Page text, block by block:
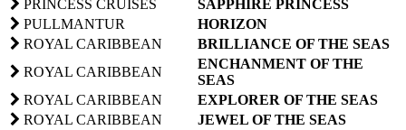
PRINCESS CRUISES
SAPPHIRE PRINCESS
PULLMANTUR
HORIZON
ROYAL CARIBBEAN
BRILLIANCE OF THE SEAS
ROYAL CARIBBEAN
ENCHANMENT OF THE
SEAS
ROYAL CARIBBEAN
EXPLORER OF THE SEAS
ROYAL CARIBBEAN
JEWEL OF THE SEAS